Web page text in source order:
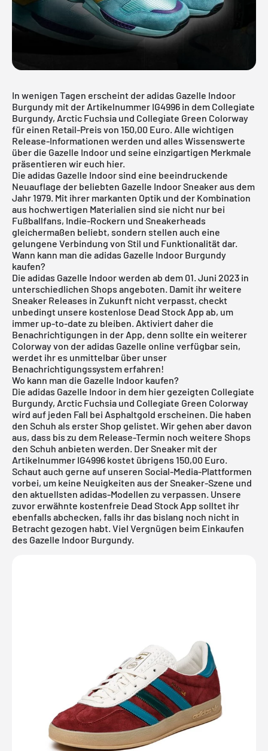
In wenigen Tagen erscheint der adidas Gazelle Indoor
Burgundy mit der Artikelnummer IG4996 in dem Collegiate
Burgundy, Arctic Fuchsia und Collegiate Green Colorway
für einen Retail-Preis von 150,00 Euro. Alle wichtigen
Release-Informationen werden und alles Wissenswerte
über die Gazelle Indoor und seine einzigartigen Merkmale
präsentieren wir euch hier.
Die adidas Gazelle Indoor sind eine beeindruckende
Neuauflage der beliebten Gazelle Indoor Sneaker aus dem
Jahr 1979. Mit ihrer markanten Optik und der Kombination
aus hochwertigen Materialien sind sie nicht nur bei
Fußballfans, Indie-Rockern und Sneakerheads
gleichermaßen beliebt, sondern stellen auch eine
gelungene Verbindung von Stil und Funktionalität dar.
Wann kann man die adidas Gazelle Indoor Burgundy
kaufen?
Die adidas Gazelle Indoor werden ab dem 01. Juni 2023 in
unterschiedlichen Shops angeboten. Damit ihr weitere
Sneaker Releases in Zukunft nicht verpasst, checkt
unbedingt unsere kostenlose Dead Stock App ab, um
immer up-to-date zu bleiben. Aktiviert daher die
Benachrichtigungen in der App, denn sollte ein weiterer
Colorway von der adidas Gazelle online verfügbar sein,
werdet ihr es unmittelbar über unser
Benachrichtigungssystem erfahren!
Wo kann man die Gazelle Indoor kaufen?
Die adidas Gazelle Indoor in dem hier gezeigten Collegiate
Burgundy, Arctic Fuchsia und Collegiate Green Colorway
wird auf jeden Fall bei Asphaltgold erscheinen. Die haben
den Schuh als erster Shop gelistet. Wir gehen aber davon
aus, dass bis zu dem Release-Termin noch weitere Shops
den Schuh anbieten werden. Der Sneaker mit der
Artikelnummer IG4996 kostet übrigens 150,00 Euro.
Schaut auch gerne auf unseren Social-Media-Plattformen
vorbei, um keine Neuigkeiten aus der Sneaker-Szene und
den aktuellsten adidas-Modellen zu verpassen. Unsere
zuvor erwähnte kostenfreie Dead Stock App solltet ihr
ebenfalls abchecken, falls ihr das bislang noch nicht in
Betracht gezogen habt. Viel Vergnügen beim Einkaufen
des Gazelle Indoor Burgundy.